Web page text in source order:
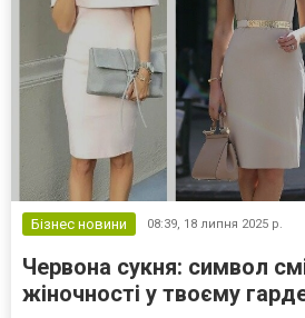
Бізнес новини 08:39, 18 липня 2025 р.
Червона сукня: символ
жіночності у твоєму